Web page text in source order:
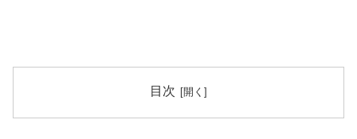
目次